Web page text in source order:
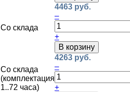
Со склада
4463 руб.
–
+
В корзину
Со склада
(комплектация
1..72 часа)
4263 руб.
–
+